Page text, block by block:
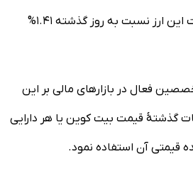
در ۲۴ ساعت گذشته، قیمت این ارز نسبت به روز گذشته ۱.۴۱%
فعال در بازار‌های مالی بر این
گذشتۀ قیمت بیت کوین یا هر دارایی
قیمتی آن استفاده نمود.